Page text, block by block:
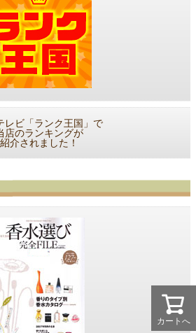
カートへ
レビ「ランク王国」で
店のランキングが
紹介されました！